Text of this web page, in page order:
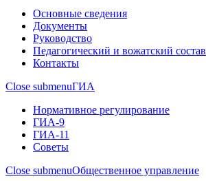
Основные сведения
Документы
Руководство
Педагогический и вожатский состав
Контакты
Close submenuГИА
Нормативное регулирование
ГИА-9
ГИА-11
Советы
Close submenuОбщественное управление